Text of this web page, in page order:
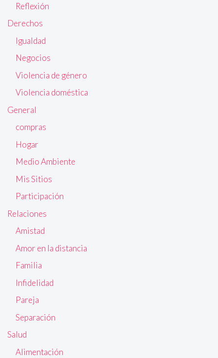
Reflexión
Derechos
Igualdad
Negocios
Violencia de género
Violencia doméstica
General
compras
Hogar
Medio Ambiente
Mis Sitios
Participación
Relaciones
Amistad
Amor en la distancia
Familia
Infidelidad
Pareja
Separación
Salud
Alimentación